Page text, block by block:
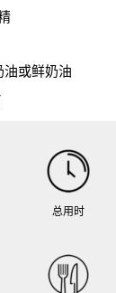
油或鲜奶油
总用时